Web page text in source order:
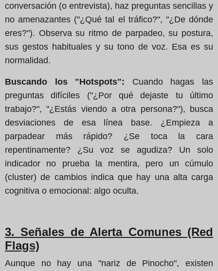
conversación (o entrevista), haz preguntas sencillas y
no amenazantes ("¿Qué tal el tráfico?", "¿De dónde
eres?"). Observa su ritmo de parpadeo, su postura,
sus gestos habituales y su tono de voz. Esa es su
normalidad.
Buscando los "Hotspots": Cuando hagas las
preguntas difíciles ("¿Por qué dejaste tu último
trabajo?", "¿Estás viendo a otra persona?"), busca
desviaciones de esa línea base. ¿Empieza a
parpadear más rápido? ¿Se toca la cara
repentinamente? ¿Su voz se agudiza? Un solo
indicador no prueba la mentira, pero un cúmulo
(cluster) de cambios indica que hay una alta carga
cognitiva o emocional: algo oculta.
3. Señales de Alerta Comunes (Red
Flags)
Aunque no hay una "nariz de Pinocho", existen